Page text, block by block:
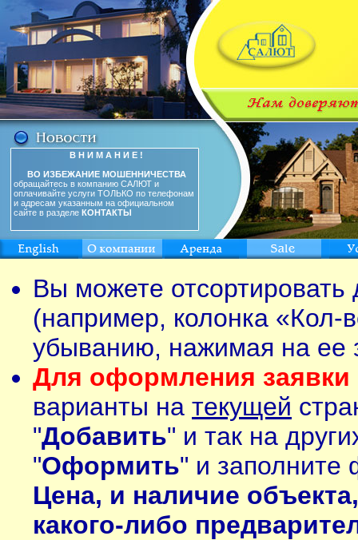
В Н И М А Н И Е !
ВО ИЗБЕЖАНИЕ МОШЕННИЧЕСТВА
обращайтесь в компанию САЛЮТ и
оплачивайте услуги ТОЛЬКО по телефонам
и адресам указанным на официальном
сайте в разделе КОНТАКТЫ
Вы можете
(например, колонка «Кол-
убыванию, нажимая на ее
Для оформления заявки
варианты на текущей
"Добавить" и так на
"Оформить" и заполните
Цена, и наличие
какого-либо